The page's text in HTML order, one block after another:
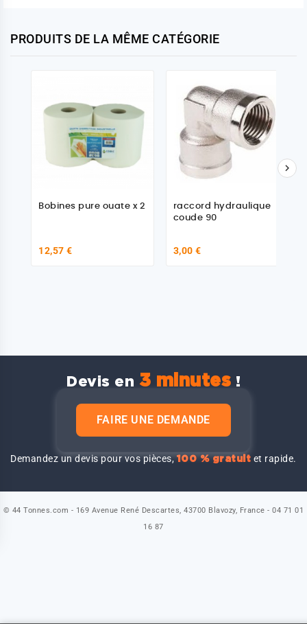
PRODUITS DE LA MÊME CATÉGORIE
Bobines pure ouate x 2
12,57 €
raccord hydraulique
coude 90
3,00 €

Devis en 3 minutes !
FAIRE UNE DEMANDE
Demandez un devis pour vos pièces,100 % gratuit et rapide.
© 44 Tonnes.com - 169 Avenue René Descartes, 43700 Blavozy, France - 04 71 01
16 87